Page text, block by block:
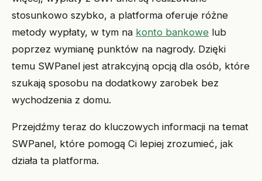
stosunkowo szybko, a platforma oferuje różne
metody wypłaty, w tym na konto bankowe lub
poprzez wymianę punktów na nagrody. Dzięki
temu SWPanel jest atrakcyjną opcją dla osób, które
szukają sposobu na dodatkowy zarobek bez
wychodzenia z domu.
Przejdźmy teraz do kluczowych informacji na temat
SWPanel, które pomogą Ci lepiej zrozumieć, jak
działa ta platforma.